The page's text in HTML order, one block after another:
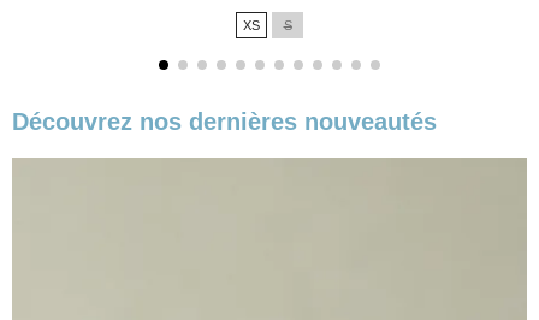
XS S
Découvrez nos dernières nouveautés